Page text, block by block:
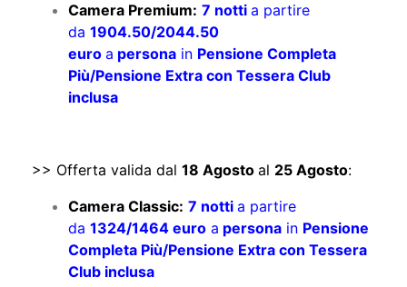
Camera Premium: 7 notti a partire
da 1904.50/2044.50
euro a persona in Pensione Completa
Più/Pensione Extra con Tessera Club
inclusa
>> Offerta valida dal 18 Agosto al 25 Agosto:
Camera Classic: 7 notti a partire
da 1324/1464 euro a persona in Pensione
Completa Più/Pensione Extra con Tessera
Club inclusa